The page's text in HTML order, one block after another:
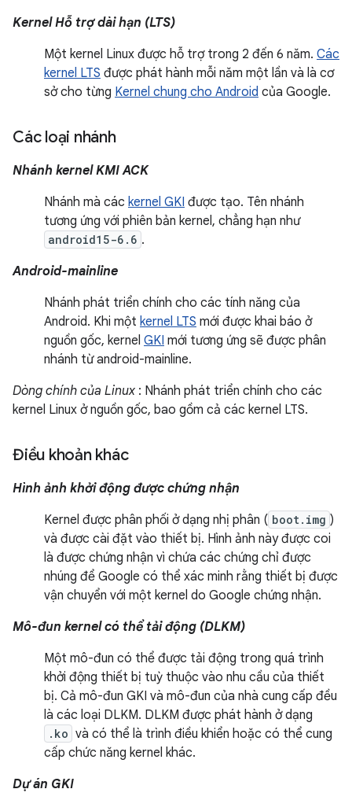
Kernel Hỗ trợ dài hạn (LTS)
Một kernel Linux được hỗ trợ trong 2 đến 6 năm. Các
kernel LTS được phát hành mỗi năm một lần và là cơ
sở cho từng Kernel chung cho Android của Google.
Các loại nhánh
Nhánh kernel KMI ACK
Nhánh mà các kernel GKI được tạo. Tên nhánh
tương ứng với phiên bản kernel, chẳng hạn như
android15-6.6 .
Android-mainline
Nhánh phát triển chính cho các tính năng của
Android. Khi một kernel LTS mới được khai báo ở
nguồn gốc, kernel GKI mới tương ứng sẽ được phân
nhánh từ android-mainline.
Dòng chính của Linux : Nhánh phát triển chính cho các
kernel Linux ở nguồn gốc, bao gồm cả các kernel LTS.
Điều khoản khác
Hình ảnh khởi động được chứng nhận
Kernel được phân phối ở dạng nhị phân ( boot.img )
và được cài đặt vào thiết bị. Hình ảnh này được coi
là được chứng nhận vì chứa các chứng chỉ được
nhúng để Google có thể xác minh rằng thiết bị được
vận chuyển với một kernel do Google chứng nhận.
Mô-đun kernel có thể tải động (DLKM)
Một mô-đun có thể được tải động trong quá trình
khởi động thiết bị tuỳ thuộc vào nhu cầu của thiết
bị. Cả mô-đun GKI và mô-đun của nhà cung cấp đều
là các loại DLKM. DLKM được phát hành ở dạng
.ko và có thể là trình điều khiển hoặc có thể cung
cấp chức năng kernel khác.
Dự án GKI